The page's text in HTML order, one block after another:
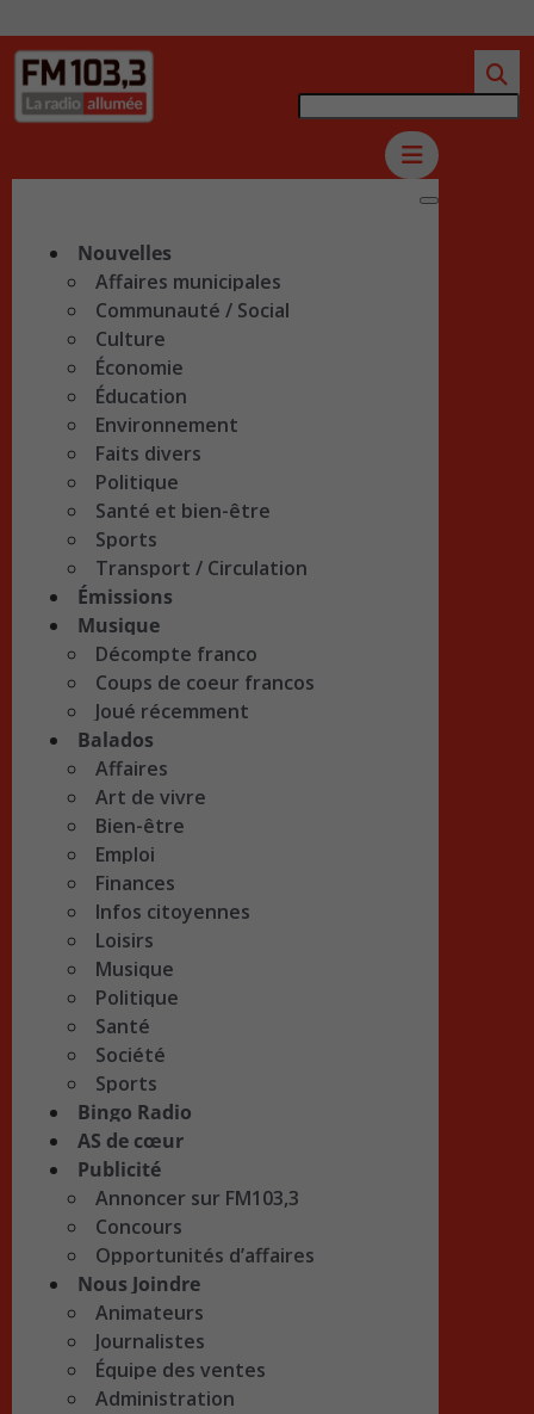
Nouvelles
Affaires municipales
Communauté / Social
Culture
Économie
Éducation
Environnement
Faits divers
Politique
Santé et bien-être
Sports
Transport / Circulation
Émissions
Musique
Décompte franco
Coups de coeur francos
Joué récemment
Balados
Affaires
Art de vivre
Bien-être
Emploi
Finances
Infos citoyennes
Loisirs
Musique
Politique
Santé
Société
Sports
Bingo Radio
AS de cœur
Publicité
Annoncer sur FM103,3
Concours
Opportunités d’affaires
Nous Joindre
Animateurs
Journalistes
Équipe des ventes
Administration